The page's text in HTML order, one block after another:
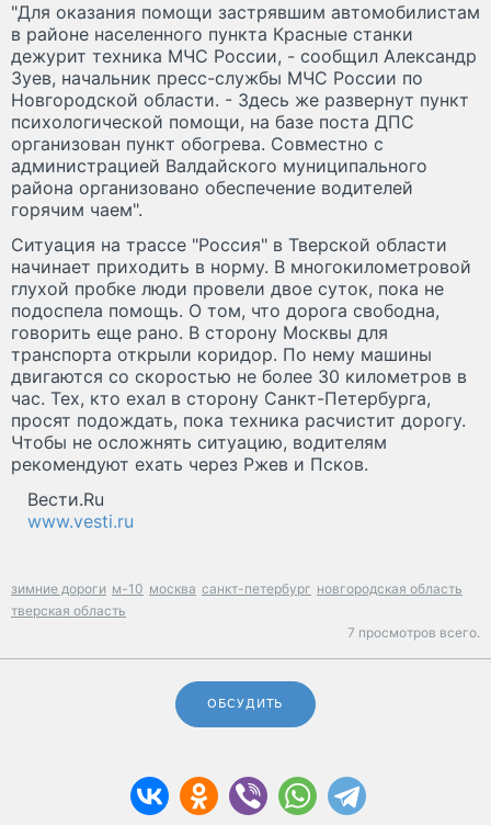
"Для оказания помощи застрявшим автомобилистам
в районе населенного пункта Красные станки
дежурит техника МЧС России, - сообщил Александр
Зуев, начальник пресс-службы МЧС России по
Новгородской области. - Здесь же развернут пункт
психологической помощи, на базе поста ДПС
организован пункт обогрева. Совместно с
администрацией Валдайского муниципального
района организовано обеспечение водителей
горячим чаем".
Ситуация на трассе "Россия" в Тверской области
начинает приходить в норму. В многокилометровой
глухой пробке люди провели двое суток, пока не
подоспела помощь. О том, что дорога свободна,
говорить еще рано. В сторону Москвы для
транспорта открыли коридор. По нему машины
двигаются со скоростью не более 30 километров в
час. Тех, кто ехал в сторону Санкт-Петербурга,
просят подождать, пока техника расчистит дорогу.
Чтобы не осложнять ситуацию, водителям
рекомендуют ехать через Ржев и Псков.
Вести.Ru
www.vesti.ru
зимние дороги м-10 москва санкт-петербург новгородская область
тверская область
7 просмотров всего.
ОБСУДИТЬ